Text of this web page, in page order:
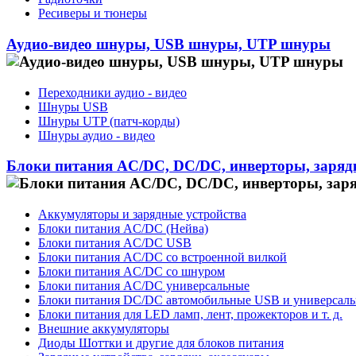
Ресиверы и тюнеры
Аудио-видео шнуры, USB шнуры, UTP шнуры
Переходники аудио - видео
Шнуры USB
Шнуры UTP (патч-корды)
Шнуры аудио - видео
Блоки питания AC/DC, DC/DC, инверторы,
Аккумуляторы и зарядные устройства
Блоки питания AC/DC (Нейва)
Блоки питания AC/DC USB
Блоки питания AC/DC со встроенной вилкой
Блоки питания AC/DC со шнуром
Блоки питания AC/DC универсальные
Блоки питания DC/DC автомобильные USB и
Блоки питания для LED ламп, лент, прожекторов и т. д.
Внешние аккумуляторы
Диоды Шоттки и другие для блоков питания